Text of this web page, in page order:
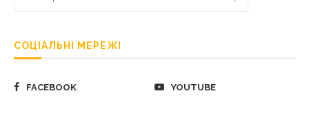
СОЦІАЛЬНІ МЕРЕЖІ
FACEBOOK YOUTUBE